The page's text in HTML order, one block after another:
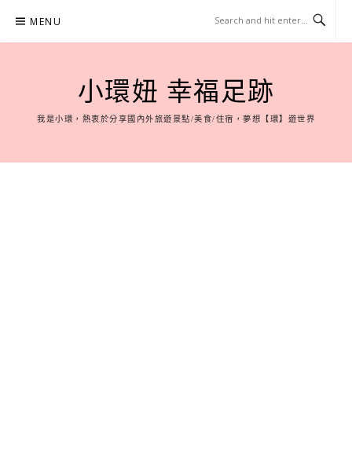
content
MENU
小環妞 幸福足跡
我是小環，熱衷於分享國內外旅遊景點/美食/住宿，夢想【環】遊世界